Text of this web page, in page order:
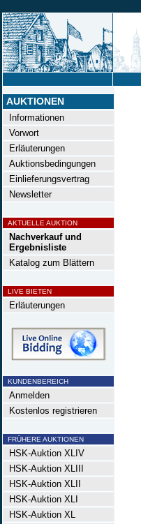
AUKTIONEN
Informationen
Vorwort
Erläuterungen
Auktionsbedingungen
Einlieferungsvertrag
Newsletter
AKTUELLE AUKTION
Nachverkauf und
Ergebnisliste
Katalog zum Blättern
LIVE BIETEN
Erläuterungen
KUNDENBEREICH
Anmelden
Kostenlos registrieren
FRÜHERE AUKTIONEN
HSK-Auktion XLIV
HSK-Auktion XLIII
HSK-Auktion XLII
HSK-Auktion XLI
HSK-Auktion XL